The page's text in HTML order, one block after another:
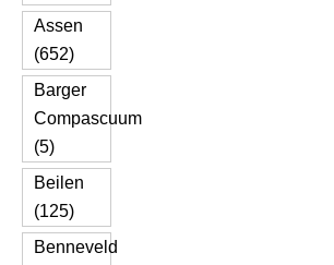
Assen
(652)
Barger
Compascuum
(5)
Beilen
(125)
Benneveld